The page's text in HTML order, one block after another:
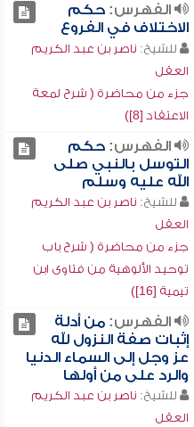
الفهرس:حكم
الاختلاف في الفروع
للشيخ: ناصر بن عبد الكريم
العقل
جزء من محاضرة ( شرح لمعة
الاعتقاد [8])
الفهرس:حكم
التوسل بالنبي صلى
الله عليه وسلم
للشيخ: ناصر بن عبد الكريم
العقل
جزء من محاضرة ( شرح باب
توحيد الألوهية من فتاوى ابن
تيمية [16])
الفهرس:من أدلة
إثبات صفة النزول لله
عز وجل إلى السماء الدنيا
والرد على من أولها
للشيخ: ناصر بن عبد الكريم
العقل